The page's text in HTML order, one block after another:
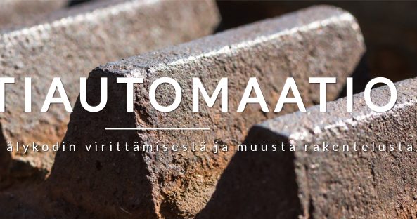
virittämisestä ja muusta rakentelusta